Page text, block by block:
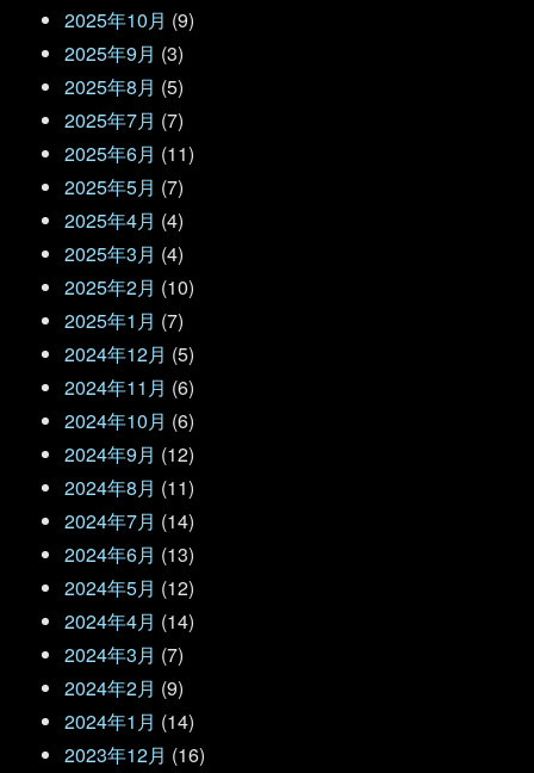
2025年10月 (9)
2025年9月 (3)
2025年8月 (5)
2025年7月 (7)
2025年6月 (11)
2025年5月 (7)
2025年4月 (4)
2025年3月 (4)
2025年2月 (10)
2025年1月 (7)
2024年12月 (5)
2024年11月 (6)
2024年10月 (6)
2024年9月 (12)
2024年8月 (11)
2024年7月 (14)
2024年6月 (13)
2024年5月 (12)
2024年4月 (14)
2024年3月 (7)
2024年2月 (9)
2024年1月 (14)
2023年12月 (16)